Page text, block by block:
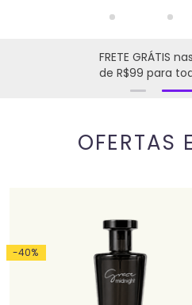
FRETE GRÁTIS
de R$99 para
OFERTAS
-40%